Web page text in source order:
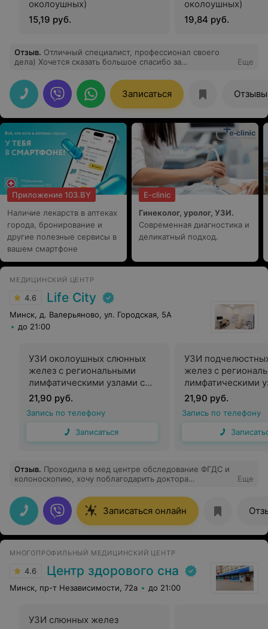
околоушных)
15,19 руб.
околоушных)
19,84 руб.
Отзыв. Отличный специалист, профессионал своего
дела) Хочется сказать большое спасибо за
задачу. Практически наш семейный доктор)),
Еще
Записаться Отзывы
Приложение 103.BY
Наличие лекарств в аптеках
города, бронирование и
другие полезные сервисы в
вашем смартфоне
E-clinic
Гинеколог, уролог, УЗИ.
Современная диагностика и
деликатный подход.
МЕДИЦИНСКИЙ ЦЕНТР
4.6 Life City
Минск, д. Валерьяново, ул. Городская, 5А
до 21:00
УЗИ околоушных слюнных
желез с региональными
лимфатическими узлами с
двух сторон с дуплексным
сканированием сосудов
21,90 руб.
Запись по телефону
Записаться
УЗИ
желез с
лимфатическими
двух сторон с
сканированием
21,90 руб.
Запись по телефону
Отзыв. Проходила в мед центре обследование ФГДС и
колоноскопию, хочу поблагодарить доктора
работала. С такими профессионалами не страшно не
одно обследование.
Еще
Записаться онлайн
МНОГОПРОФИЛЬНЫЙ МЕДИЦИНСКИЙ ЦЕНТР
4.6 Центр здорового сна
Минск, пр-т Независимости, 72а до 21:00
УЗИ слюнных желез